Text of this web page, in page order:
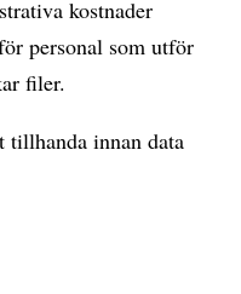
kostnader
personal som utför
filer.
tillhanda innan data